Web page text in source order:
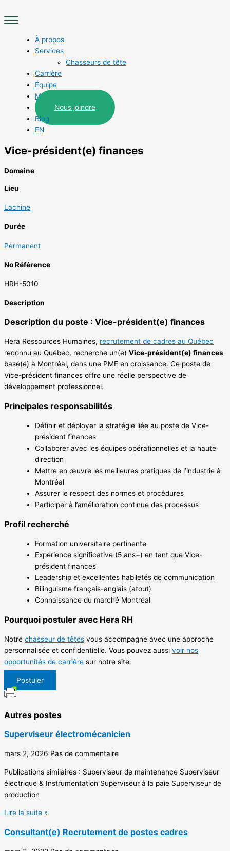
au
Menu
À propos
Services
Chasseurs de tête
Carrière
Équipe
Métiers
Nous joindre
Blog
EN
Vice-président(e) finances
Domaine
Lieu
Lachine
Durée
Permanent
No Référence
HRH-5010
Description
Description du poste : Vice-président(e) finances
Hera Ressources Humaines, recrutement de cadres au Québec
reconnu au Québec, recherche un(e) Vice-président(e) finances
basé(e) à Montréal, dans une PME en croissance. Ce poste de
Vice-président finances offre une réelle perspective de
développement professionnel.
Principales responsabilités
Définir et déployer la stratégie liée au poste de Vice-
président finances
Collaborer avec les équipes opérationnelles et la haute
direction
Mettre en œuvre les meilleures pratiques de l’industrie à
Montréal
Assurer le respect des normes et procédures
Participer à l’amélioration continue des processus
Profil recherché
Formation universitaire pertinente
Expérience significative (5 ans+) en tant que Vice-
président finances
Leadership et excellentes habiletés de communication
Bilinguisme français-anglais (atout)
Connaissance du marché Montréal
Pourquoi postuler avec Hera RH
Notre chasseur de têtes vous accompagne avec une approche
personnalisée et confidentielle. Vous pouvez aussi voir nos
opportunités de carrière sur notre site.
Postuler
Autres postes
Superviseur électromécanicien
mars 2, 2026 Pas de commentaire
Publications similaires : Superviseur de maintenance Superviseur
électrique & Instrumentation Superviseur à la paie Superviseur de
production
Lire la suite »
Consultant(e) Recrutement de postes cadres